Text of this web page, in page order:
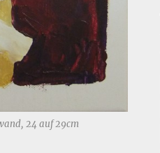
24 auf 29cm